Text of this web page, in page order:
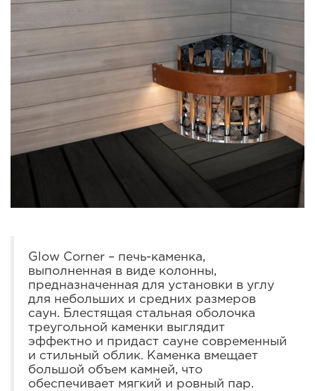
Glow Corner – печь-каменка,
выполненная в виде колонны,
предназначенная для установки в углу
для небольших и средних размеров
саун. Блестящая стальная оболочка
треугольной каменки выглядит
эффектно и придаст сауне современный
и стильный облик. Каменка вмещает
большой объем камней, что
обеспечивает мягкий и ровный пар.